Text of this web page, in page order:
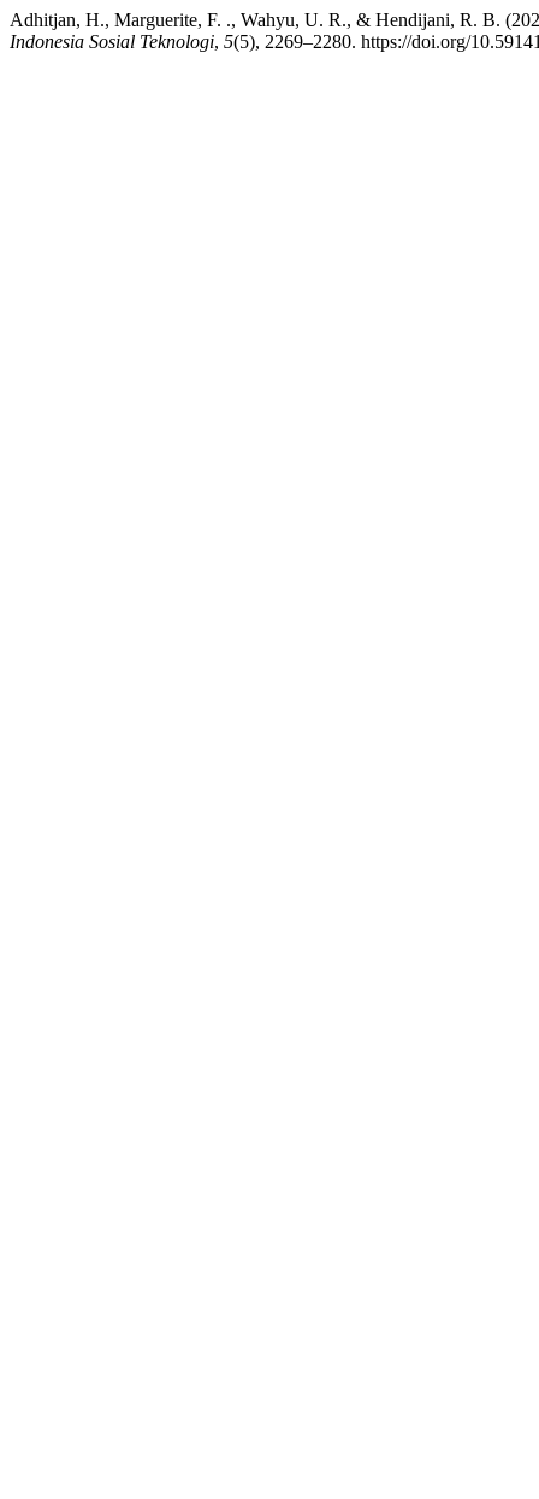
Adhitjan, H., Marguerite, F. ., Wahyu, U. R., & Hendijani, R. B.
Indonesia Sosial Teknologi, 5(5), 2269–2280. https://doi.org/